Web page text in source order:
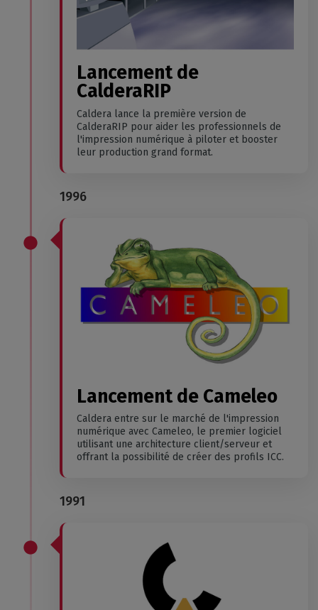
Lancement de
CalderaRIP
Caldera lance la première version de
CalderaRIP pour aider les professionnels de
l'impression numérique à piloter et booster
leur production grand format.
1996
Lancement de Cameleo
Caldera entre sur le marché de l'impression
numérique avec Cameleo, le premier logiciel
utilisant une architecture client/serveur et
offrant la possibilité de créer des profils ICC.
1991